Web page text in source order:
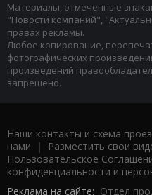
Материалы, отмеченные
"Новости компаний",
правах рекламы.
Любое копирование,
фотографических
произведений
запрещено.
Наши контакты и схема
нами | Разместить свои
Пользовательское
конфиденциальности и
Реклама на сайте: Отдел